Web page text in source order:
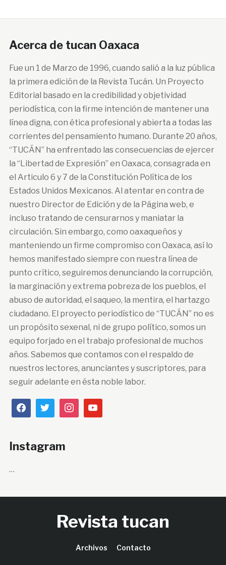
Acerca de tucan Oaxaca
Fue un 1 de Marzo de 1996, cuando salió a la luz pública
la primera edición de la Revista Tucán. Un Proyecto
Editorial basado en la credibilidad y objetividad
periodística, con la firme intención de mantener una
línea digna, con ética profesional y abierta a todas las
corrientes del pensamiento humano. Durante 20 años,
“TUCÁN” ha enfrentado las consecuencias de ejercer
la “Libertad de Expresión” en Oaxaca, consagrada en
el Articulo 6 y 7 de la Constitución Política de los
Estados Unidos Mexicanos. Al atentar en contra de
nuestro Director de Edición y de la Página web, e
incluso tratando de censurarnos y maniatar la
circulación. Sin embargo, como oaxaqueños y
manteniendo un firme compromiso con Oaxaca, así lo
hemos manifestado siempre con nuestra línea de
punto crítico, seguiremos denunciando la corrupción,
la marginación y extrema pobreza de los pueblos, el
abuso de autoridad, el saqueo, la mentira, el hartazgo
ciudadano. El proyecto periodístico de “TUCÁN” no es
un propósito sexenal, ni de grupo político, somos un
equipo forjado en el trabajo profesional de muchos
años. Sabemos que contamos con el respaldo de
nuestros lectores, anunciantes y suscriptores, para
seguir adelante en ésta noble labor.
Instagram
…
Revista tucan
Archivos Contacto